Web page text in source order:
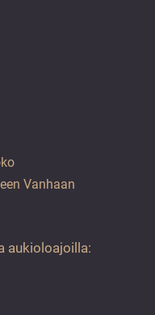
Vanhaan
aukioloajoilla: